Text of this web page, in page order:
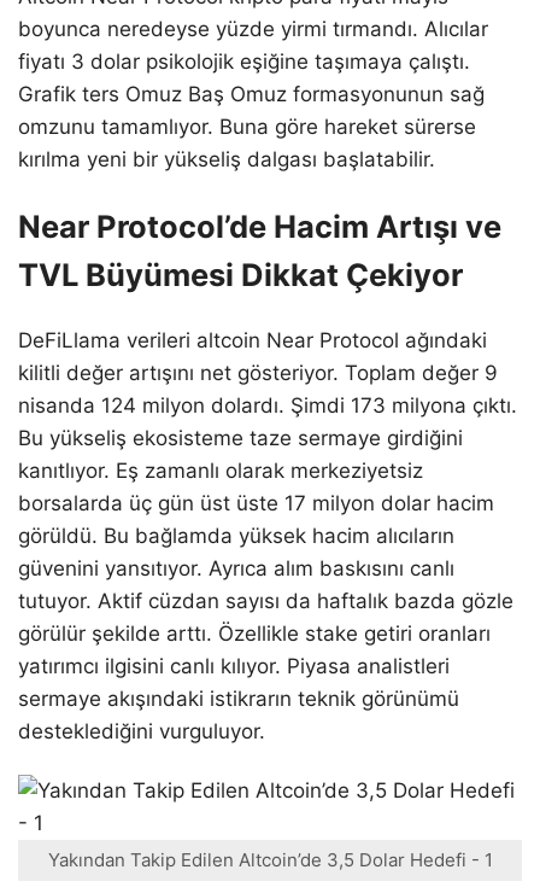
boyunca neredeyse yüzde yirmi tırmandı. Alıcılar
fiyatı 3 dolar psikolojik eşiğine taşımaya çalıştı.
Grafik ters Omuz Baş Omuz formasyonunun sağ
omzunu tamamlıyor. Buna göre hareket sürerse
kırılma yeni bir yükseliş dalgası başlatabilir.
Near Protocol’de Hacim Artışı ve
TVL Büyümesi Dikkat Çekiyor
DeFiLlama verileri altcoin Near Protocol ağındaki
kilitli değer artışını net gösteriyor. Toplam değer 9
nisanda 124 milyon dolardı. Şimdi 173 milyona çıktı.
Bu yükseliş ekosisteme taze sermaye girdiğini
kanıtlıyor. Eş zamanlı olarak merkeziyetsiz
borsalarda üç gün üst üste 17 milyon dolar hacim
görüldü. Bu bağlamda yüksek hacim alıcıların
güvenini yansıtıyor. Ayrıca alım baskısını canlı
tutuyor. Aktif cüzdan sayısı da haftalık bazda gözle
görülür şekilde arttı. Özellikle stake getiri oranları
yatırımcı ilgisini canlı kılıyor. Piyasa analistleri
sermaye akışındaki istikrarın teknik görünümü
desteklediğini vurguluyor.
Yakından Takip Edilen Altcoin’de 3,5 Dolar Hedefi - 1